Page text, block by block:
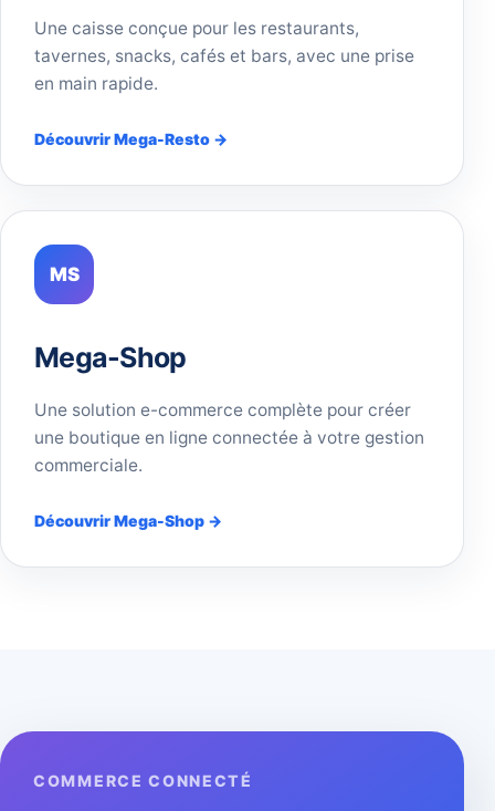
Une caisse conçue pour les restaurants,
tavernes, snacks, cafés et bars, avec une prise
en main rapide.
Découvrir Mega-Resto →
MS
Mega-Shop
Une solution e-commerce complète pour créer
une boutique en ligne connectée à votre gestion
commerciale.
Découvrir Mega-Shop →
COMMERCE CONNECTÉ